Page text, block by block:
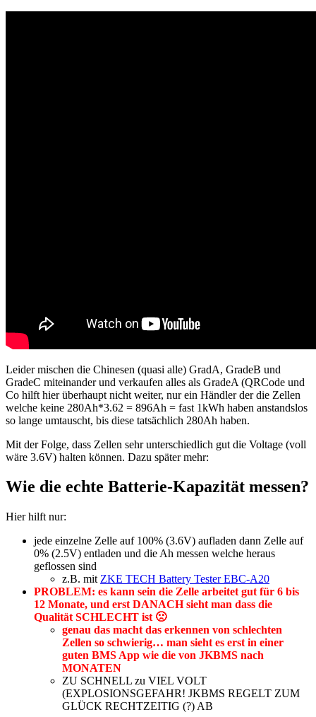
Leider mischen die Chinesen (quasi alle) GradA, GradeB und
GradeC miteinander und verkaufen alles als GradeA (QRCode und
Co hilft hier überhaupt nicht weiter, nur ein Händler der die Zellen
welche keine 280Ah*3.62 = 896Ah = fast 1kWh haben anstandslos
so lange umtauscht, bis diese tatsächlich 280Ah haben.
Mit der Folge, dass Zellen sehr unterschiedlich gut die Voltage (voll
wäre 3.6V) halten können. Dazu später mehr:
Wie die echte Batterie-Kapazität messen?
Hier hilft nur:
jede einzelne Zelle auf 100% (3.6V) aufladen dann Zelle auf
0% (2.5V) entladen und die Ah messen welche heraus
geflossen sind
z.B. mit ZKE TECH Battery Tester EBC-A20
PROBLEM: es kann sein die Zelle arbeitet gut für 6 bis
12 Monate, und erst DANACH sieht man dass die
Qualität SCHLECHT ist 🙁
genau das macht das erkennen von schlechten
Zellen so schwierig… man sieht es erst in einer
guten BMS App wie die von JKBMS nach
MONATEN
ZU SCHNELL zu VIEL VOLT
(EXPLOSIONSGEFAHR! JKBMS REGELT ZUM
GLÜCK RECHTZEITIG (?) AB